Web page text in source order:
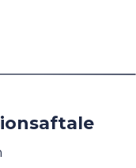
forskrifter,
kulance m.m. er
at der er nogle
fabrikkens